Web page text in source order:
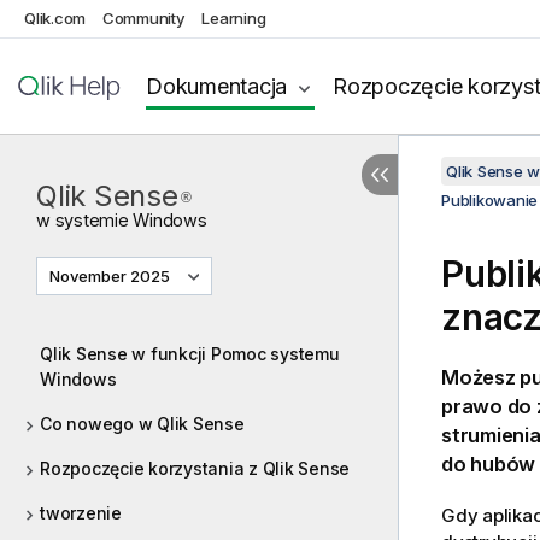
Qlik.com Community Learning
Dokumentacja Rozpoczęcie
Qlik Sense ®
w systemieWindows
November 2025
Qlik Sense w funkcji Pomoc systemu
Windows
Co nowego w Qlik Sense
Rozpoczęcie korzystania z Qlik Sense
tworzenie
Qlik Sense
Możesz
prawo do
do hubów
Gdy